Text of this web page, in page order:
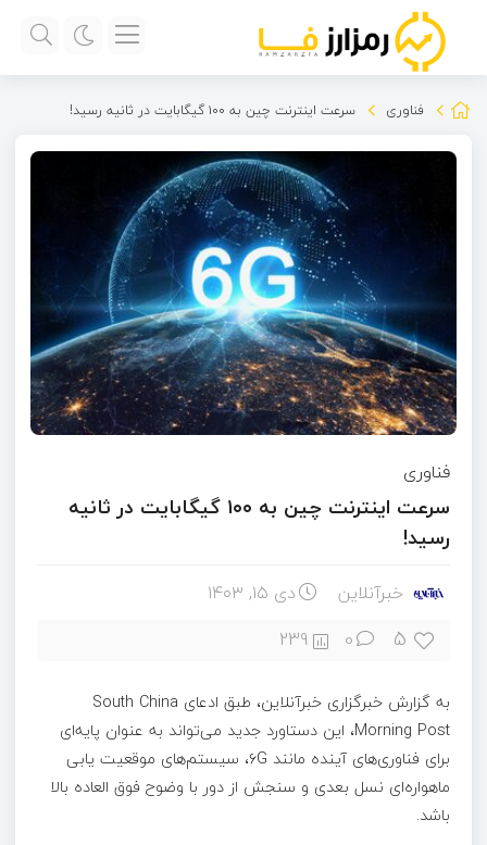
فناوری سرعت اینترنت چین به ۱۰۰ گیگابایت در ثانیه رسید!
فناوری
سرعت اینترنت چین به ۱۰۰ گیگابایت در ثانیه
رسید!
خبرآنلاین دی ۱۵, ۱۴۰۳
5
0
239
به گزارش خبرگزاری خبرآنلاین، طبق ادعای South China
Morning Post، این دستاورد جدید می‌تواند به عنوان پایه‌ای
برای فناوری‌های آینده مانند ۶G، سیستم‌های موقعیت یابی
ماهواره‌ای نسل بعدی و سنجش از دور با وضوح فوق العاده بالا
باشد.